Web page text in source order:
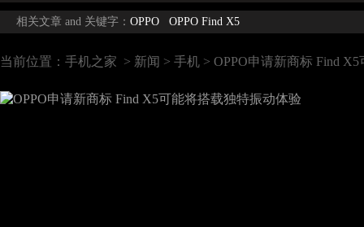
相关文章 and 关键字： OPPO OPPO Find X5
当前位置： 手机之家 > 新闻 > 手机 > OPPO申请新商标 Find